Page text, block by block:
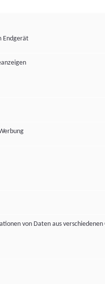
Endgerät
von Daten aus verschiedenen